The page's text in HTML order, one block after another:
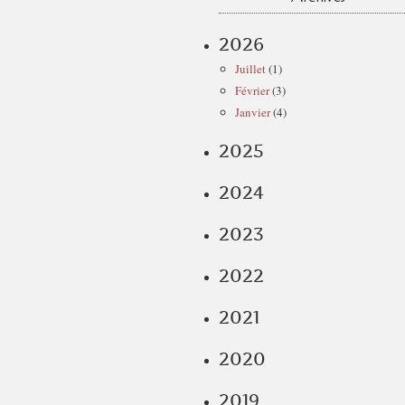
2026
Juillet(1)
Février(3)
Janvier(4)
2025
2024
2023
2022
2021
2020
2019